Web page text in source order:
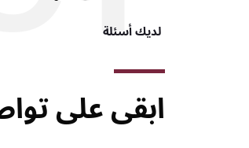
لديك أسئلة
ابقى على